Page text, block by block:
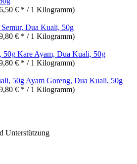
€ * / 1 Kilogramm)
Semur, Dua Kuali, 50g
€ * / 1 Kilogramm)
Kare Ayam, Dua Kuali, 50g
€ * / 1 Kilogramm)
Ayam Goreng, Dua Kuali, 50g
€ * / 1 Kilogramm)
Unterstützung